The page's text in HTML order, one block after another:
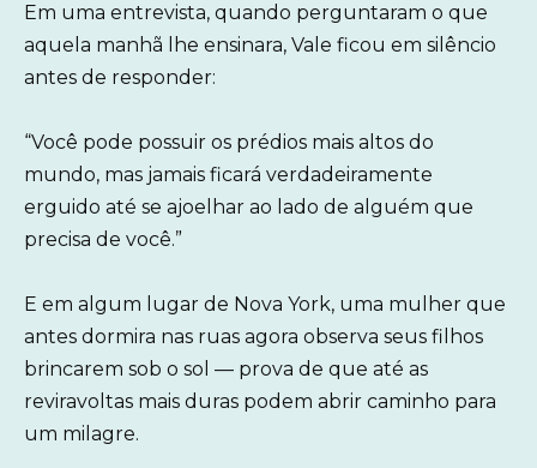
Em uma entrevista, quando perguntaram o que
aquela manhã lhe ensinara, Vale ficou em silêncio
antes de responder:
“Você pode possuir os prédios mais altos do
mundo, mas jamais ficará verdadeiramente
erguido até se ajoelhar ao lado de alguém que
precisa de você.”
E em algum lugar de Nova York, uma mulher que
antes dormira nas ruas agora observa seus filhos
brincarem sob o sol — prova de que até as
reviravoltas mais duras podem abrir caminho para
um milagre.